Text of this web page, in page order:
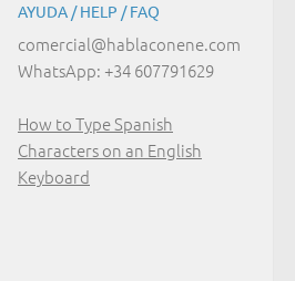
AYUDA / HELP / FAQ
comercial@hablaconene.com
WhatsApp: +34 607791629
How to Type Spanish
Characters on an English
Keyboard